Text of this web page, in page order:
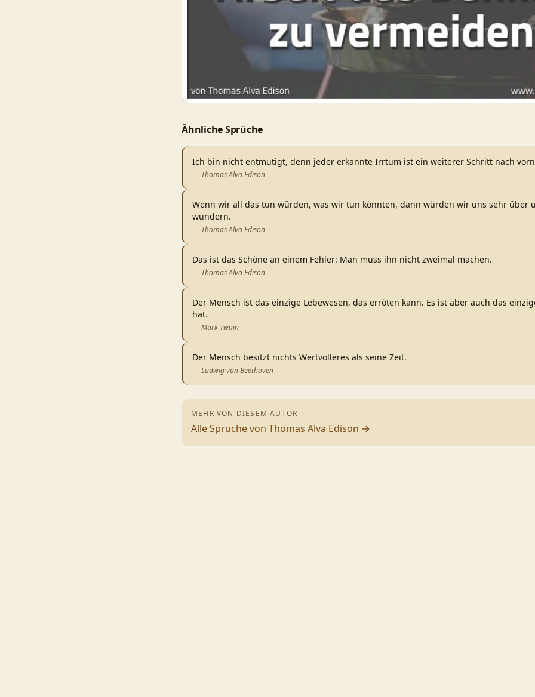
Ähnliche Sprüche
Ich bin nicht entmutigt, denn jeder erkannte Irrtum ist ein weiterer Schritt nach
— Thomas Alva Edison
Wenn wir all das tun würden, was wir tun könnten, dann würden wir uns sehr über
wundern.
— Thomas Alva Edison
Das ist das Schöne an einem Fehler: Man muss ihn nicht zweimal machen.
— Thomas Alva Edison
Der Mensch ist das einzige Lebewesen, das erröten kann. Es ist aber auch das
hat.
— Mark Twain
Der Mensch besitzt nichts Wertvolleres als seine Zeit.
— Ludwig van Beethoven
MEHR VON DIESEM AUTOR
Alle Sprüche von Thomas Alva Edison →